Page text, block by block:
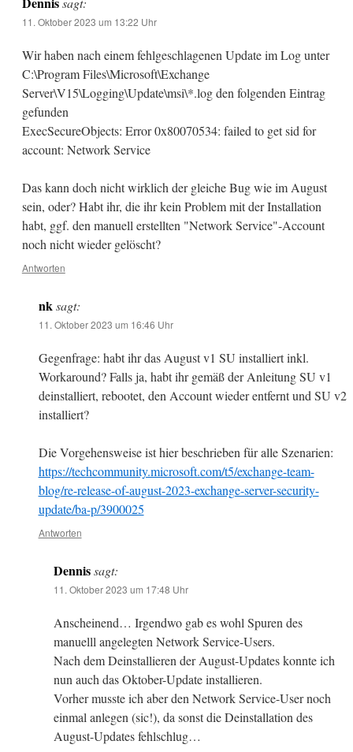
11. Oktober 2023 um 13:22 Uhr
Wir haben nach einem fehlgeschlagenen Update im Log unter
C:\Program Files\Microsoft\Exchange
Server\V15\Logging\Update\msi\*.log den folgenden Eintrag
gefunden
ExecSecureObjects: Error 0x80070534: failed to get sid for
account: Network Service
Das kann doch nicht wirklich der gleiche Bug wie im August
sein, oder? Habt ihr, die ihr kein Problem mit der Installation
habt, ggf. den manuell erstellten "Network Service"-Account
noch nicht wieder gelöscht?
Antworten
nk sagt:
11. Oktober 2023 um 16:46 Uhr
Gegenfrage: habt ihr das August v1 SU installiert inkl.
Workaround? Falls ja, habt ihr gemäß der Anleitung SU v1
deinstalliert, rebootet, den Account wieder entfernt und SU v2
installiert?
Die Vorgehensweise ist hier beschrieben für alle Szenarien:
https://techcommunity.microsoft.com/t5/exchange-team-
blog/re-release-of-august-2023-exchange-server-security-
update/ba-p/3900025
Antworten
Dennissagt:
11. Oktober 2023 um 17:48 Uhr
Anscheinend… Irgendwo gab es wohl Spuren des
manuelll angelegten Network Service-Users.
Nach dem Deinstallieren der August-Updates konnte ich
nun auch das Oktober-Update installieren.
Vorher musste ich aber den Network Service-User noch
einmal anlegen (sic!), da sonst die Deinstallation des
August-Updates fehlschlug…